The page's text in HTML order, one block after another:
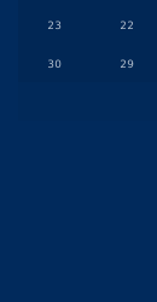
22
23
29
30